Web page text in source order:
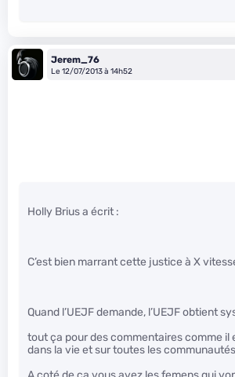
Jerem_76
Le 12/07/2013 à 14h52
Holly Brius a écrit :
C’est bien marrant cette justice à X
Quand l’UEJF demande, l’UEJF obtient
tout ça pour des commentaires comme il
dans la vie et sur toutes les